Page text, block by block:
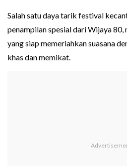
Salah satu daya tarik festival
penampilan spesial dari Wijaya
yang siap memeriahkan suasana
khas dan memikat.